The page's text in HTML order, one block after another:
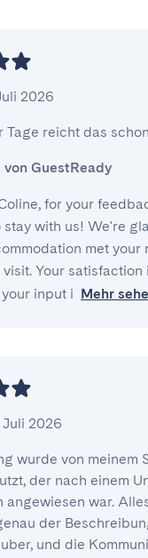
2026
Tage reicht das schon
GuestReady
for your
stay with us! We're
met your
Your satisfaction
input i Mehr
Juli 2026
wurde von meinem
der nach einem
angewiesen war.
der
und die